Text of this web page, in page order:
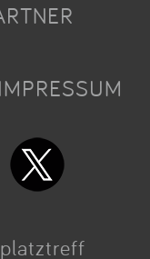
IMPRESSUM